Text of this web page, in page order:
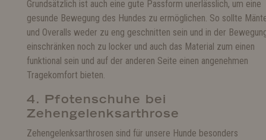
Grundsätzlich ist auch eine gute Passform unerlässlich, um eine
gesunde Bewegung des Hundes zu ermöglichen. So sollte
und Overalls weder zu eng geschnitten sein und in der
einschränken noch zu locker und auch das Material zum einen
funktional sein und auf der anderen Seite einen angenehmen
Tragekomfort bieten.
4. Pfotenschuhe bei
Zehengelenksarthrose
Zehengelenksarthrosen sind für unsere Hunde besonders